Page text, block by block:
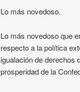
Lo más novedoso.
Lo más novedoso que
respecto a la política
igualación de derechos
prosperidad de la